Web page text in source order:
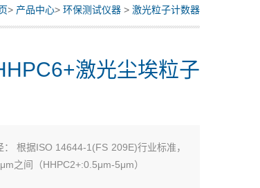
> 产品中心> 环保测试仪器 > 激光粒子计数器
激光尘埃粒子
： 根据ISO 14644-1(FS 209E)行业标准，
之间（HHPC2+:0.5μm-5μm）